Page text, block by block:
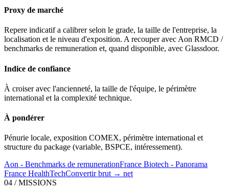
Proxy de marché
Repere indicatif a calibrer selon le grade, la taille de l'entreprise, la
localisation et le niveau d'exposition. A recouper avec Aon RMCD /
benchmarks de remuneration et, quand disponible, avec Glassdoor.
Indice de confiance
À croiser avec l'ancienneté, la taille de l'équipe, le périmètre
international et la complexité technique.
À pondérer
Pénurie locale, exposition COMEX, périmètre international et
structure du package (variable, BSPCE, intéressement).
Aon - Benchmarks de remunerationFrance Biotech - Panorama
France HealthTechConvertir brut → net
04 / MISSIONS